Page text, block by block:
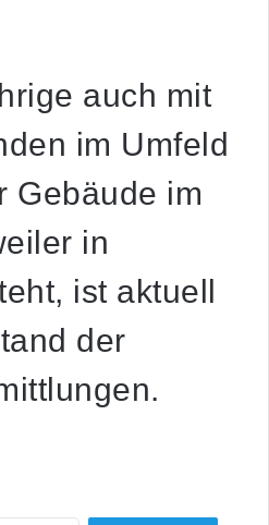
auch mit
im Umfeld
Gebäude im
in
ist aktuell
der